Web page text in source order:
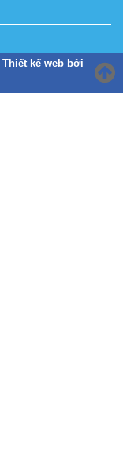
Thiết kế web bởi